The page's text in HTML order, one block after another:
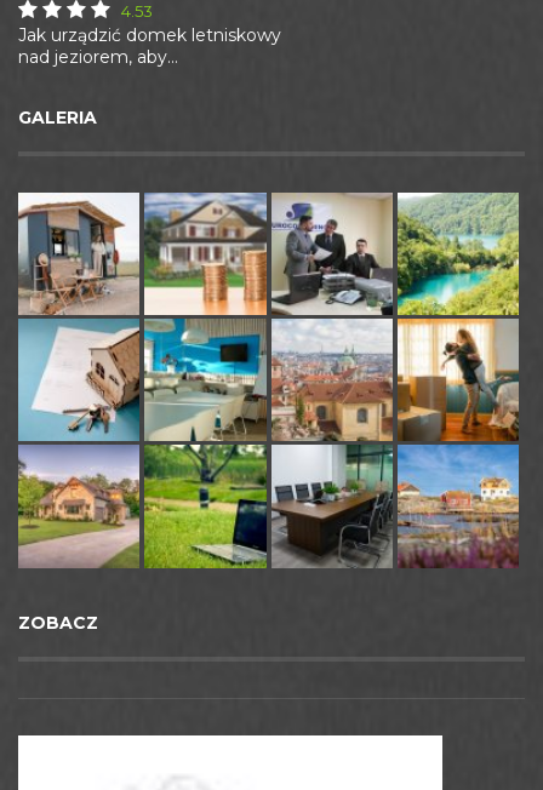
Jak urządzić domek letniskowy
nad jeziorem, aby...
4.53
GALERIA
ZOBACZ